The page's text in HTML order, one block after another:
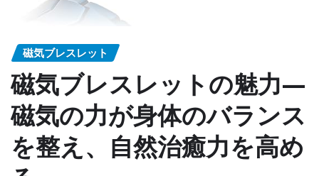
磁気ブレスレット
磁気ブレスレットの魅力—
磁気の力が身体のバランス
を整え、自然治癒力を高め